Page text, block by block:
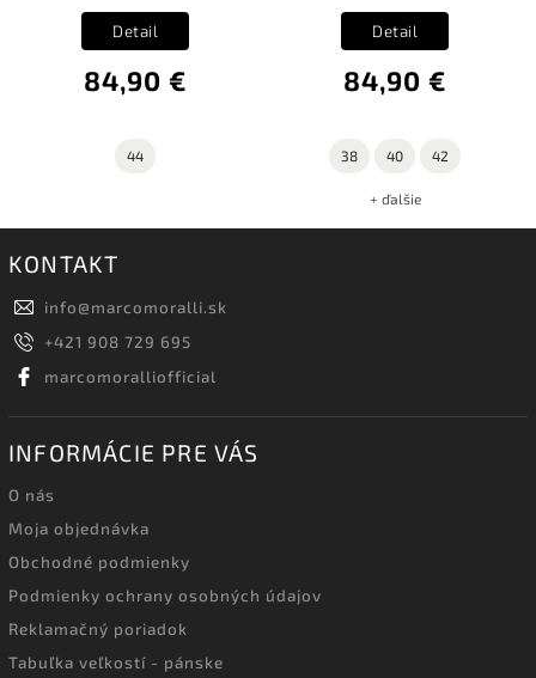
84,90 €
Detail
44
84,90 €
Detail
38 40 42
+ ďalšie
KONTAKT
info@marcomoralli.sk
+421 908 729 695
marcomoralliofficial
INFORMÁCIE PRE VÁS
O nás
Moja objednávka
Obchodné podmienky
Podmienky ochrany osobných údajov
Reklamačný poriadok
Tabuľka veľkostí - pánske